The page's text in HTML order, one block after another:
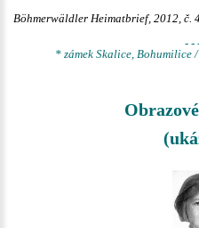
Böhmerwäldler Heimatbrief, 2012, č.
- -
* zámek Skalice, Bohumilice